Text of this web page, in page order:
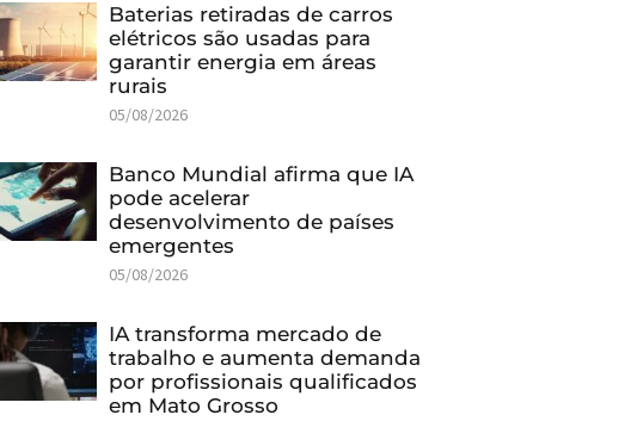
Baterias retiradas de carros
elétricos são usadas para
garantir energia em áreas
rurais
05/08/2026
Banco Mundial afirma que IA
pode acelerar
desenvolvimento de países
emergentes
05/08/2026
IA transforma mercado de
trabalho e aumenta demanda
por profissionais qualificados
em Mato Grosso